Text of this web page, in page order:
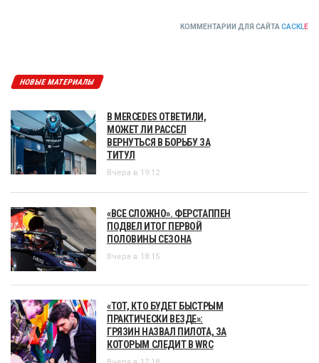
КОММЕНТАРИИ ДЛЯ САЙТА CACKLE
НОВЫЕ МАТЕРИАЛЫ
В MERCEDES ОТВЕТИЛИ,
МОЖЕТ ЛИ РАССЕЛ
ВЕРНУТЬСЯ В БОРЬБУ ЗА
ТИТУЛ
Вчера в 19:12
«ВСЕ СЛОЖНО». ФЕРСТАППЕН
ПОДВЕЛ ИТОГ ПЕРВОЙ
ПОЛОВИНЫ СЕЗОНА
Вчера в 18:15
«ТОТ, КТО БУДЕТ БЫСТРЫМ
ПРАКТИЧЕСКИ ВЕЗДЕ»:
ГРЯЗИН НАЗВАЛ ПИЛОТА, ЗА
КОТОРЫМ СЛЕДИТ В WRC